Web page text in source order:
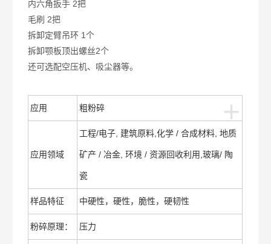
内六角扳手 2把
毛刷 2把
拆卸定臂吊环 1个
拆卸颚板顶出螺丝2个
还可选配空压机、吸尘器等。
+
应用 粗粉碎
应用领域
工程/电子, 建筑原料,化学 / 合成材料, 地质
矿产 / 冶金, 环境 / 资源回收利用,玻璃/ 陶
瓷
样品特征 中硬性，硬性，脆性，硬韧性
粉碎原理： 压力